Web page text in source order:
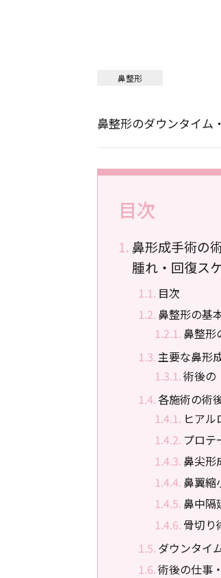
鼻整形
鼻整形のダウンタイム
目次
鼻形成手術の
腫れ・回復ス
目次
鼻整形の基
鼻整形
主要な鼻形
術後の
各施術の術
ヒアル
プロテ
鼻尖形
鼻翼縮
鼻中隔
骨切り
ダウンタイ
術後の仕事